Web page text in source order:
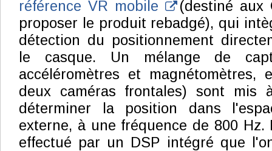
référence VR mobile (destiné aux
proposer le produit rebadgé), qui
détection du positionnement
le casque. Un mélange de
accéléromètres et magnétomètres,
deux caméras frontales) sont mis
déterminer la position dans
externe, à une fréquence de 800
effectué par un DSP intégré que